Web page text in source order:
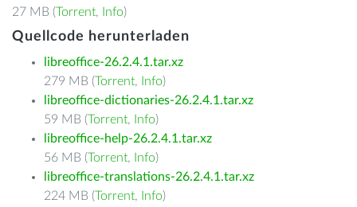
27 MB (Torrent, Info)
Quellcode herunterladen
libreoffice-26.2.4.1.tar.xz
279 MB (Torrent, Info)
libreoffice-dictionaries-26.2.4.1.tar.xz
59 MB (Torrent, Info)
libreoffice-help-26.2.4.1.tar.xz
56 MB (Torrent, Info)
libreoffice-translations-26.2.4.1.tar.xz
224 MB (Torrent, Info)